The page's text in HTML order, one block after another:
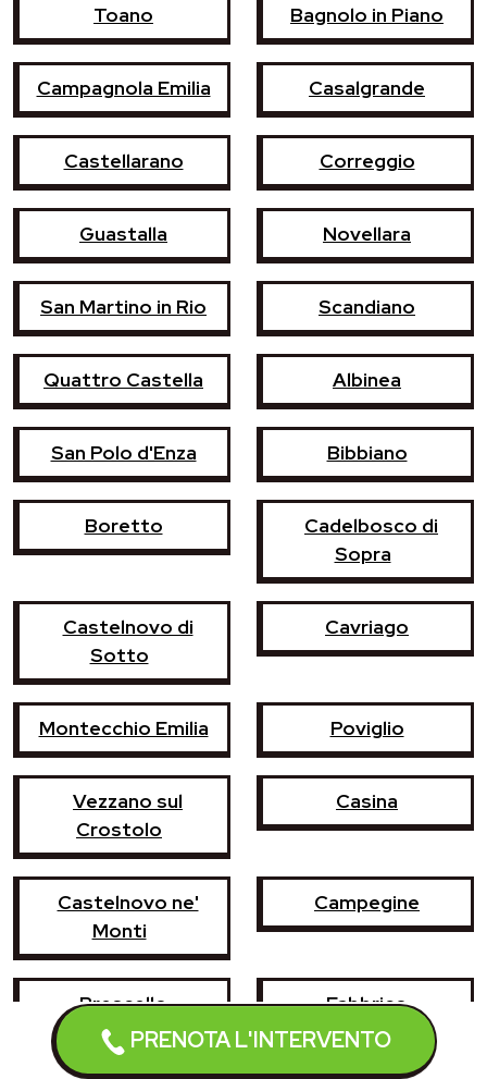
PRENOTA L'INTERVENTO
Toano Bagnolo in Piano
Campagnola Emilia Casalgrande
Castellarano Correggio
Guastalla Novellara
San Martino in Rio Scandiano
Quattro Castella Albinea
San Polo d'Enza Bibbiano
Boretto
Cadelbosco di
Sopra
Castelnovo di
Sotto
Cavriago
Montecchio Emilia Poviglio
Vezzano sul
Crostolo
Casina
Castelnovo ne'
Monti
Campegine
Brescello Fabbrico